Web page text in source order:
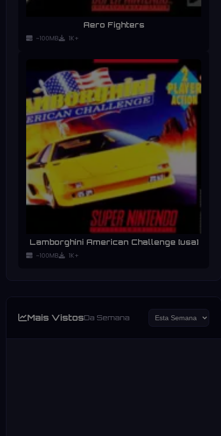
Aero Fighters
~100MB 1K+
Lamborghini American Challenge [usa]
~100MB 1K+
Mais VistosDa Semana